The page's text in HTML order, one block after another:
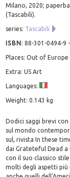
Milano, 2020;
(Tascabili).
series: Tascabili
ISBN:88-301-0494-9 -
Places: Out of Europe
Extra: US Art
Languages:
Weight: 0.143 kg
Dodici saggi brevi
sul mondo
sul, rivista In these
dai Grateteful Dead a
con il suo classico
molti degli aspetti più